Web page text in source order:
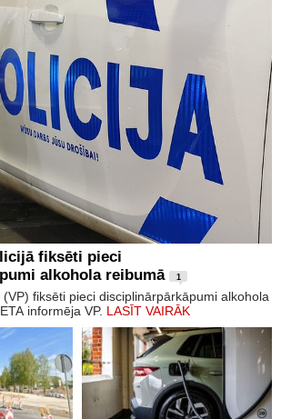
fiksēti pieci
alkohola reibumā
1
fiksēti pieci disciplinārpārkāpumi alkohola
informēja VP. LASĪT VAIRĀK